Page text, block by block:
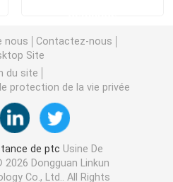
puissance
de NTC
nous
Contactez-nous
Site
du site
protection de la vie privée
de ptc Usine De
2026 Dongguan Linkun
Co., Ltd.. All Rights